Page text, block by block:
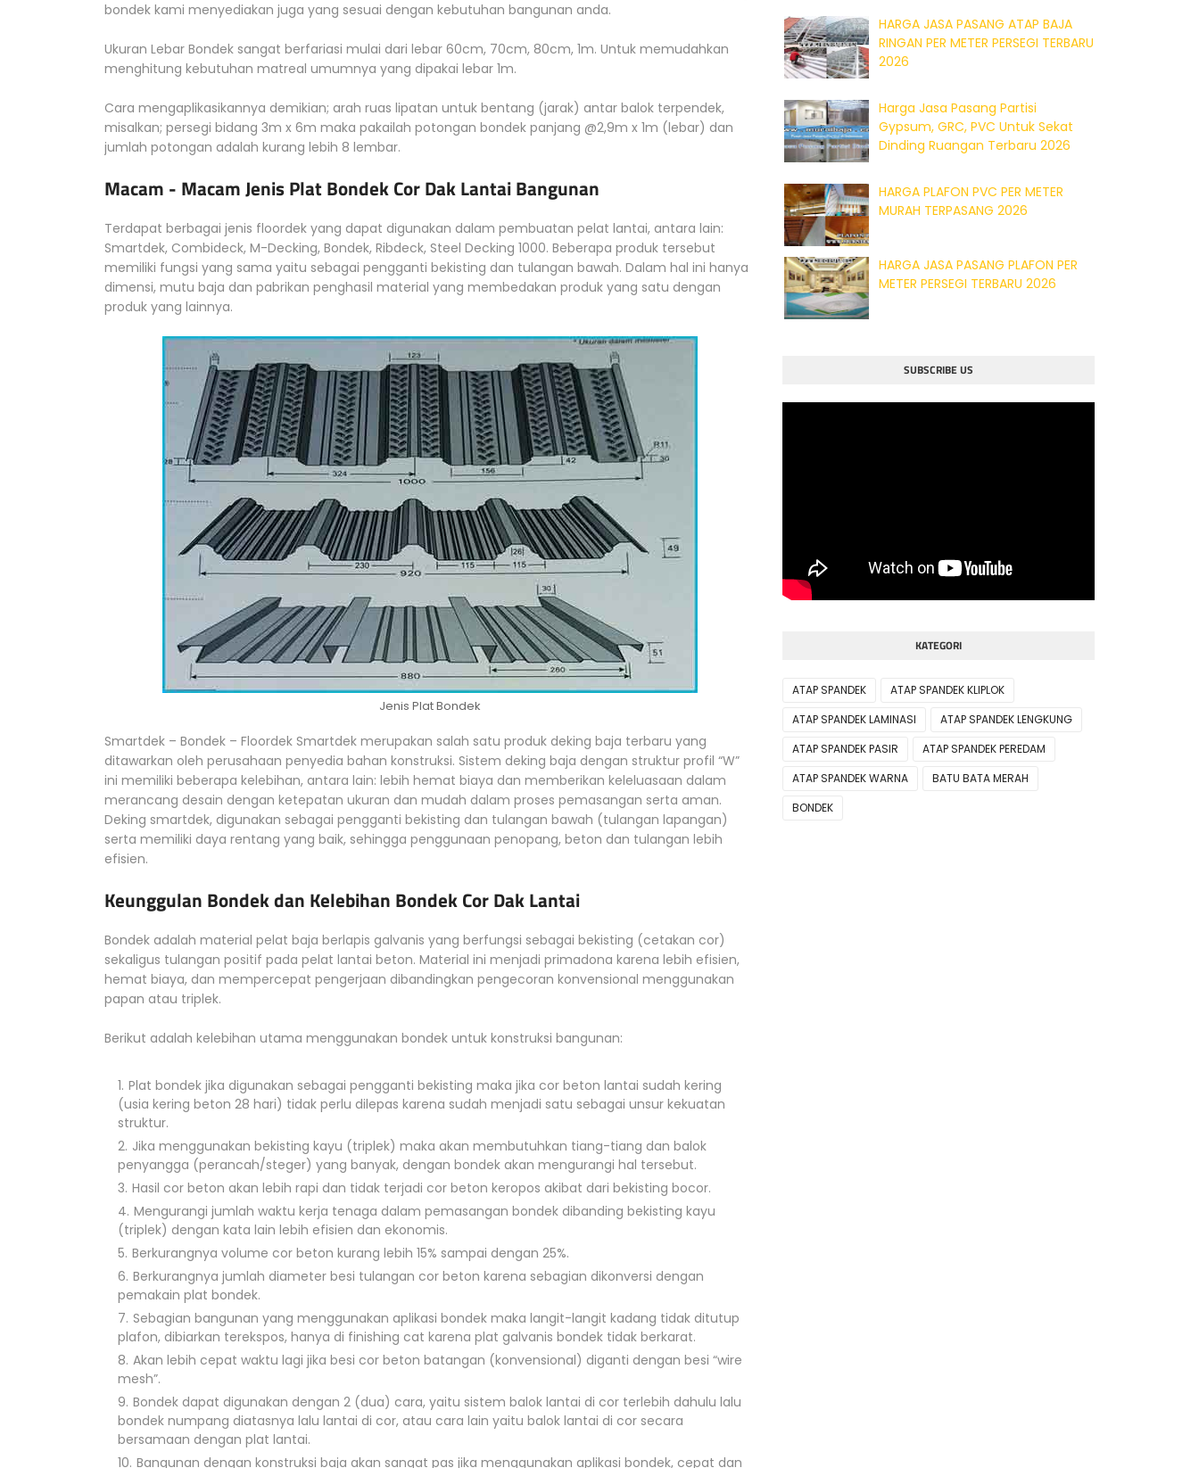
bondek kami menyediakan juga yang sesuai dengan kebutuhan bangunan anda.
Ukuran Lebar Bondek sangat berfariasi mulai dari lebar 60cm, 70cm, 80cm, 1m. Untuk memudahkan
menghitung kebutuhan matreal umumnya yang dipakai lebar 1m.
Cara mengaplikasikannya demikian; arah ruas lipatan untuk bentang (jarak) antar balok terpendek,
misalkan; persegi bidang 3m x 6m maka pakailah potongan bondek panjang @2,9m x 1m (lebar) dan
jumlah potongan adalah kurang lebih 8 lembar.
Macam - Macam Jenis Plat Bondek Cor Dak Lantai Bangunan
Terdapat berbagai jenis floordek yang dapat digunakan dalam pembuatan pelat lantai, antara lain:
Smartdek, Combideck, M-Decking, Bondek, Ribdeck, Steel Decking 1000. Beberapa produk tersebut
memiliki fungsi yang sama yaitu sebagai pengganti bekisting dan tulangan bawah. Dalam hal ini hanya
dimensi, mutu baja dan pabrikan penghasil material yang membedakan produk yang satu dengan
produk yang lainnya.
Jenis Plat Bondek
Smartdek – Bondek – Floordek Smartdek merupakan salah satu produk deking baja terbaru yang
ditawarkan oleh perusahaan penyedia bahan konstruksi. Sistem deking baja dengan struktur profil “W”
ini memiliki beberapa kelebihan, antara lain: lebih hemat biaya dan memberikan keleluasaan dalam
merancang desain dengan ketepatan ukuran dan mudah dalam proses pemasangan serta aman.
Deking smartdek, digunakan sebagai pengganti bekisting dan tulangan bawah (tulangan lapangan)
serta memiliki daya rentang yang baik, sehingga penggunaan penopang, beton dan tulangan lebih
efisien.
Keunggulan Bondek dan Kelebihan Bondek Cor Dak Lantai
Bondek adalah material pelat baja berlapis galvanis yang berfungsi sebagai bekisting (cetakan cor)
sekaligus tulangan positif pada pelat lantai beton. Material ini menjadi primadona karena lebih efisien,
hemat biaya, dan mempercepat pengerjaan dibandingkan pengecoran konvensional menggunakan
papan atau triplek.
Berikut adalah kelebihan utama menggunakan bondek untuk konstruksi bangunan:
Plat bondek jika digunakan sebagai pengganti bekisting maka jika cor beton lantai sudah kering
(usia kering beton 28 hari) tidak perlu dilepas karena sudah menjadi satu sebagai unsur kekuatan
struktur.
Jika menggunakan bekisting kayu (triplek) maka akan membutuhkan tiang-tiang dan balok
penyangga (perancah/steger) yang banyak, dengan bondek akan mengurangi hal tersebut.
Hasil cor beton akan lebih rapi dan tidak terjadi cor beton keropos akibat dari bekisting bocor.
Mengurangi jumlah waktu kerja tenaga dalam pemasangan bondek dibanding bekisting kayu
(triplek) dengan kata lain lebih efisien dan ekonomis.
Berkurangnya volume cor beton kurang lebih 15% sampai dengan 25%.
Berkurangnya jumlah diameter besi tulangan cor beton karena sebagian dikonversi dengan
pemakain plat bondek.
Sebagian bangunan yang menggunakan aplikasi bondek maka langit-langit kadang tidak ditutup
plafon, dibiarkan terekspos, hanya di finishing cat karena plat galvanis bondek tidak berkarat.
Akan lebih cepat waktu lagi jika besi cor beton batangan (konvensional) diganti dengan besi “wire
mesh”.
Bondek dapat digunakan dengan 2 (dua) cara, yaitu sistem balok lantai di cor terlebih dahulu lalu
bondek numpang diatasnya lalu lantai di cor, atau cara lain yaitu balok lantai di cor secara
bersamaan dengan plat lantai.
Bangunan dengan konstruksi baja akan sangat pas jika menggunakan aplikasi bondek, cepat dan
HARGA JASA PASANG ATAP BAJA
RINGAN PER METER PERSEGI TERBARU
2026
Harga Jasa Pasang Partisi
Gypsum, GRC, PVC Untuk Sekat
Dinding Ruangan Terbaru 2026
HARGA PLAFON PVC PER METER
MURAH TERPASANG 2026
HARGA JASA PASANG PLAFON PER
METER PERSEGI TERBARU 2026
SUBSCRIBE US
KATEGORI
ATAP SPANDEK
ATAP SPANDEK KLIPLOK
ATAP SPANDEK LAMINASI
ATAP SPANDEK LENGKUNG
ATAP SPANDEK PASIR
ATAP SPANDEK PEREDAM
ATAP SPANDEK WARNA
BATU BATA MERAH
BONDEK